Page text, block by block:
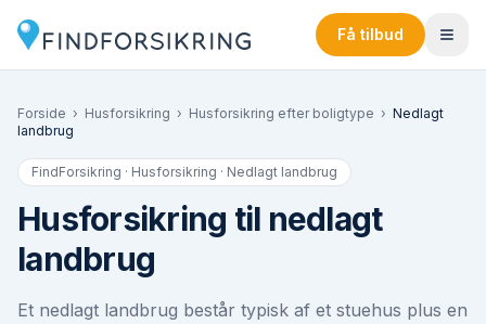
Få tilbud
Forside › Husforsikring › Husforsikring efter boligtype › Nedlagt
landbrug
FindForsikring · Husforsikring · Nedlagt landbrug
Husforsikring til nedlagt
landbrug
Et nedlagt landbrug består typisk af et stuehus plus en